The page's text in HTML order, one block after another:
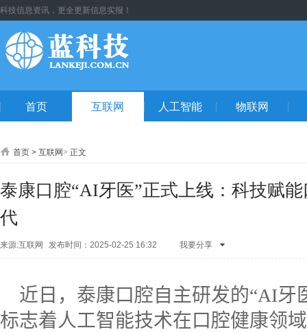
科技信息资讯，更全更新信息实报！
首页 互联网 人工智能 物联网
首页 > 互联网> 正文
泰康口腔“AI牙医”正式上线：科技赋
代
来源:互联网 发布时间：2025-02-25 16:32
我要分享
心网 微信 QQ
腾讯微
博
近日，泰康口腔自主研发的“AI牙
标志着人工智能技术在口腔健康领